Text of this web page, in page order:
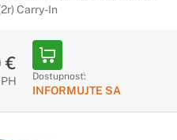
in-One s Copilot+
inteligencie
počítače so systémom
sú vybavené najnovšími
Carry-In
€
Dostupnosť:
INFORMUJTE SA